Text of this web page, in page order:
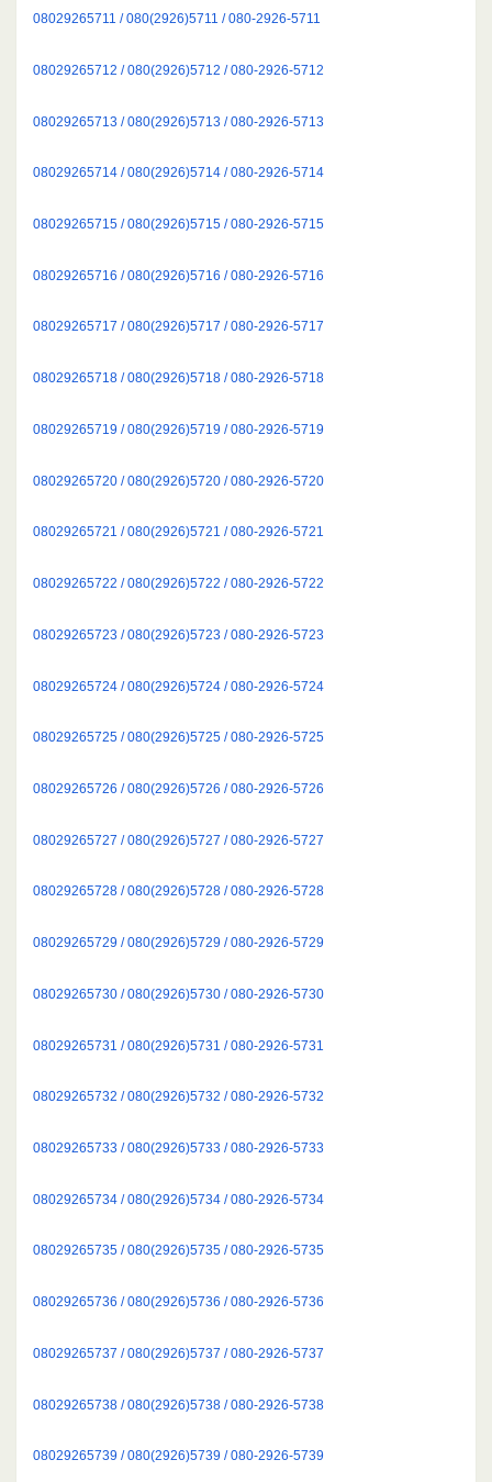
08029265711 / 080(2926)5711 / 080-2926-5711
08029265712 / 080(2926)5712 / 080-2926-5712
08029265713 / 080(2926)5713 / 080-2926-5713
08029265714 / 080(2926)5714 / 080-2926-5714
08029265715 / 080(2926)5715 / 080-2926-5715
08029265716 / 080(2926)5716 / 080-2926-5716
08029265717 / 080(2926)5717 / 080-2926-5717
08029265718 / 080(2926)5718 / 080-2926-5718
08029265719 / 080(2926)5719 / 080-2926-5719
08029265720 / 080(2926)5720 / 080-2926-5720
08029265721 / 080(2926)5721 / 080-2926-5721
08029265722 / 080(2926)5722 / 080-2926-5722
08029265723 / 080(2926)5723 / 080-2926-5723
08029265724 / 080(2926)5724 / 080-2926-5724
08029265725 / 080(2926)5725 / 080-2926-5725
08029265726 / 080(2926)5726 / 080-2926-5726
08029265727 / 080(2926)5727 / 080-2926-5727
08029265728 / 080(2926)5728 / 080-2926-5728
08029265729 / 080(2926)5729 / 080-2926-5729
08029265730 / 080(2926)5730 / 080-2926-5730
08029265731 / 080(2926)5731 / 080-2926-5731
08029265732 / 080(2926)5732 / 080-2926-5732
08029265733 / 080(2926)5733 / 080-2926-5733
08029265734 / 080(2926)5734 / 080-2926-5734
08029265735 / 080(2926)5735 / 080-2926-5735
08029265736 / 080(2926)5736 / 080-2926-5736
08029265737 / 080(2926)5737 / 080-2926-5737
08029265738 / 080(2926)5738 / 080-2926-5738
08029265739 / 080(2926)5739 / 080-2926-5739